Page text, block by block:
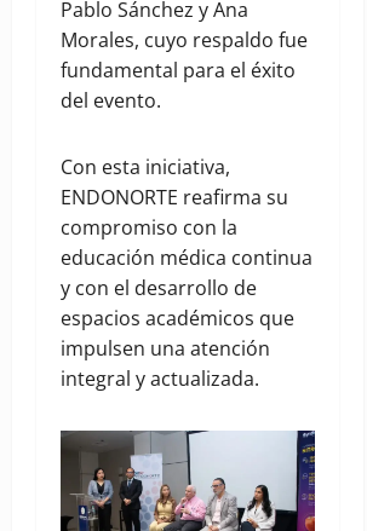
Pablo Sánchez y Ana
Morales, cuyo respaldo fue
fundamental para el éxito
del evento.
Con esta iniciativa,
ENDONORTE reafirma su
compromiso con la
educación médica continua
y con el desarrollo de
espacios académicos que
impulsen una atención
integral y actualizada.